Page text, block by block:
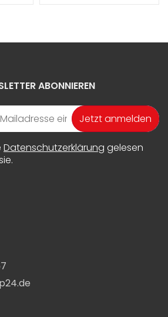
ABONNIEREN
Jetzt anmelden
Datenschutzerklärung gelesen